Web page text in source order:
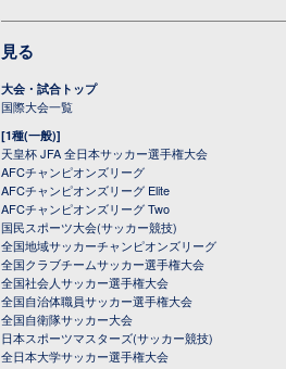
見る
大会・試合トップ
国際大会一覧
[1種(一般)]
天皇杯 JFA 全日本サッカー選手権大会
AFCチャンピオンズリーグ
AFCチャンピオンズリーグ Elite
AFCチャンピオンズリーグ Two
国民スポーツ大会(サッカー競技)
全国地域サッカーチャンピオンズリーグ
全国クラブチームサッカー選手権大会
全国社会人サッカー選手権大会
全国自治体職員サッカー選手権大会
全国自衛隊サッカー大会
日本スポーツマスターズ(サッカー競技)
全日本大学サッカー選手権大会